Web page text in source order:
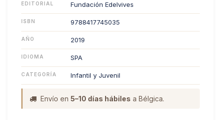
EDITORIAL Fundación Edelvives
ISBN 9788417745035
AÑO 2019
IDIOMA SPA
CATEGORÍA Infantil y Juvenil
Envío en 5–10 días hábiles a Bélgica.